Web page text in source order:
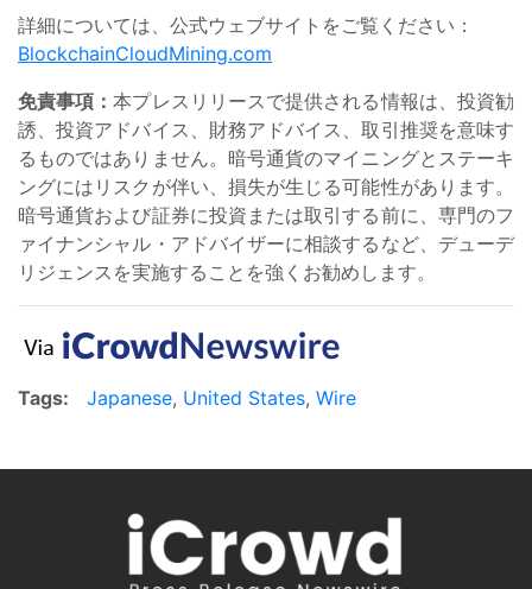
詳細については、公式ウェブサイトをご覧ください：
BlockchainCloudMining.com
免責事項：本プレスリリースで提供される情報は、投資勧
誘、投資アドバイス、財務アドバイス、取引推奨を意味す
るものではありません。暗号通貨のマイニングとステーキ
ングにはリスクが伴い、損失が生じる可能性があります。
暗号通貨および証券に投資または取引する前に、専門のフ
ァイナンシャル・アドバイザーに相談するなど、デューデ
リジェンスを実施することを強くお勧めします。
Tags: Japanese, United States, Wire